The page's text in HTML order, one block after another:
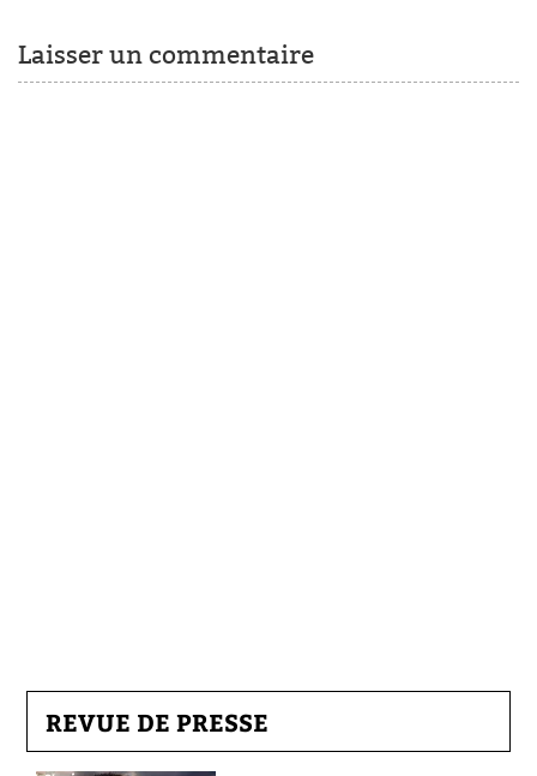
Laisser un commentaire
REVUE DE PRESSE